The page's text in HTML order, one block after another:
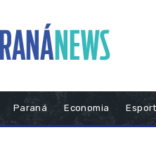
Paraná Economia